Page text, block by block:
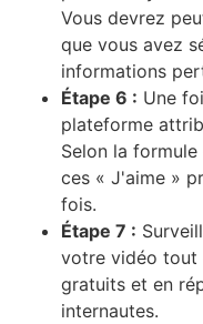
Vous devrez
que vous avez
informations
Étape 6 : Une
plateforme
Selon la
ces « J'aime »
fois.
Étape 7 :
votre vidéo tout
gratuits et en
internautes.